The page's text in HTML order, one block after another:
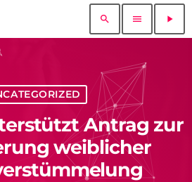
search menu play_arrow
Antrag zur
weiblicher